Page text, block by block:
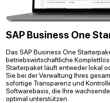
SAP Business One
Das SAP Business One
betriebswirtschaftliche
Starterpaket läuft entweder lokal
Sie bei der Verwaltung Ihres
sofortige Transparenz und
Softwarebasis, die Ihre
optimal unterstützen.